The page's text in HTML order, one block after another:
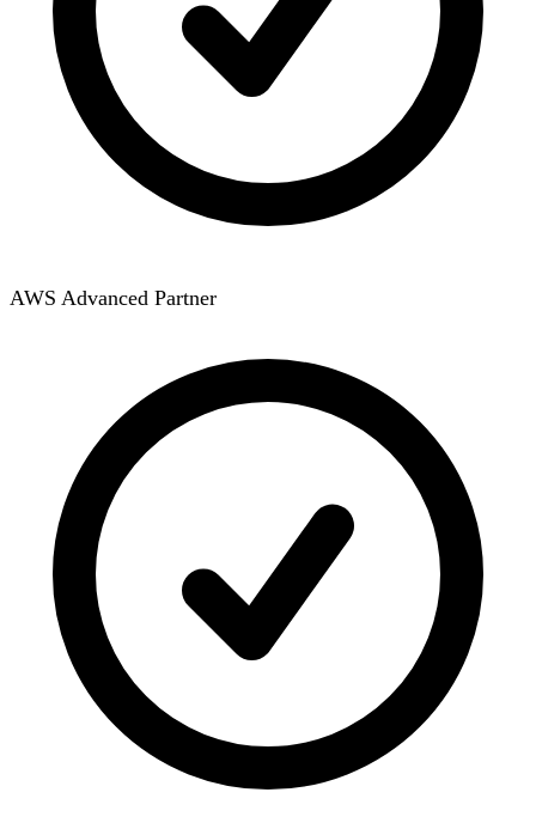
AWS Advanced Partner